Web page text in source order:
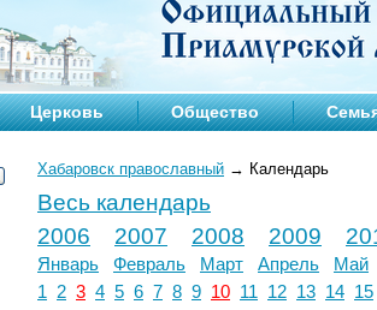
Церковь Общество
Хабаровск православный → Календарь
Весь календарь
2006
2007 2008 2009
Январь Февраль Март Апрель Май
1
2 3 4 5 6 7 8 9 10 11 12 13 14 15